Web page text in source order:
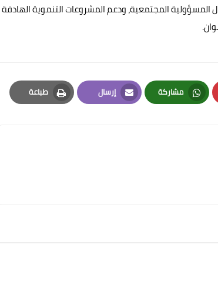
المسؤولية المجتمعية، ودعم المشروعات التنموية الهادفة
مشاركة
Whatsapp
إرسال
Email
طباعة
Print